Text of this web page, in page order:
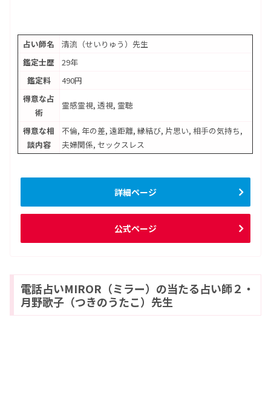
占い師名
清流（せいりゅう）先生
鑑定士歴
29年
鑑定料
490円
得意な占
術
霊感霊視, 透視, 霊聴
得意な相
談内容
不倫, 年の差, 遠距離, 縁結び, 片思い, 相手の気持ち,
夫婦関係, セックスレス
詳細ページ
公式ページ
電話占いMIROR（ミラー）の当たる占い師２・
月野歌子（つきのうたこ）先生